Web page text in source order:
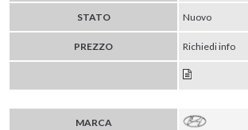
STATO Nuovo
PREZZO Richiedi info
MARCA